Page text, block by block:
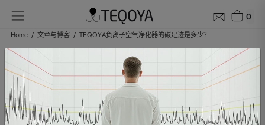
0
Home 文章与博客 TEQOYA负离子空气净化器的碳足迹是多少？
TEQOYA负离子空气净化器的碳足迹是多
少？
发布日期 2022年11月17号